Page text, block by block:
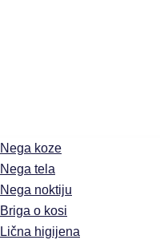
Nega koze
Nega tela
Nega noktiju
Briga o kosi
Lična higijena